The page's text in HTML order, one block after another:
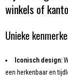
winkels of
Unieke
Iconisch design:
een herkenbaar en